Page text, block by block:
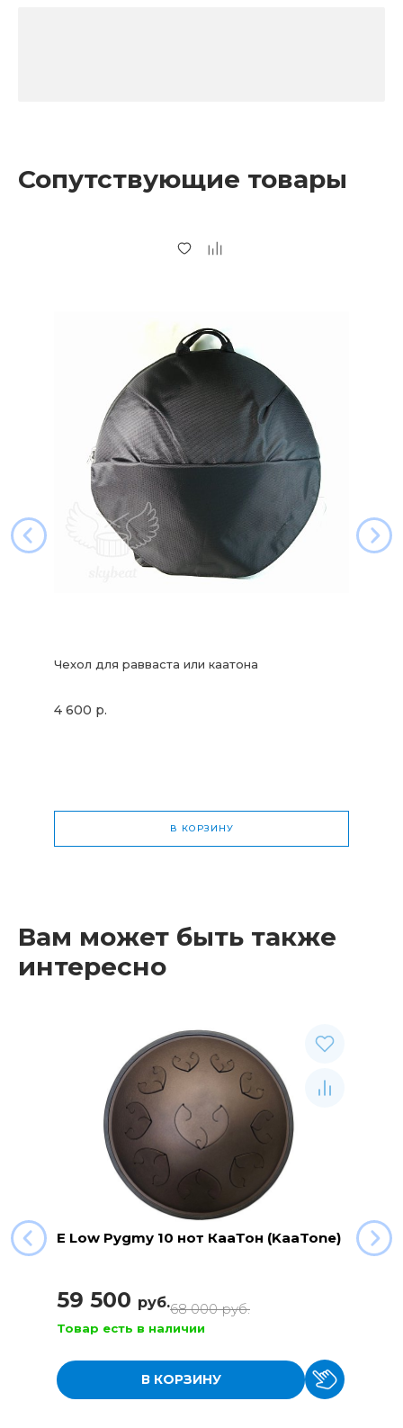
Сопутствующие товары
Чехол для равваста или каатона
4 600 р.
В КОРЗИНУ
Вам может быть также
интересно
E Low Pygmy 10 нот КааТон (KaaTone)
59 500 руб.68 000руб.
Товар есть в наличии
В КОРЗИНУ